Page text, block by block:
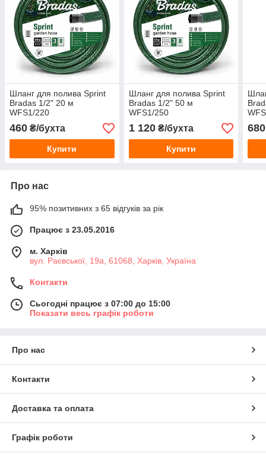
Шланг для полива Sprint
Bradas 1/2" 20 м
WFS1/220
460 ₴/бухта
Купити
Шланг для полива Sprint
Bradas 1/2" 50 м
WFS1/250
1 120₴/бухта
Купити
680
Про нас
95% позитивних з 65 відгуків за рік
Працює з 23.05.2016
м. Харків
вул. Раєвської, 19а, 61068, Харків, Україна
Контакти
Сьогодні працює з 07:00 до 15:00
Показати весь графік роботи
Про нас
Контакти
Доставка та оплата
Графік роботи